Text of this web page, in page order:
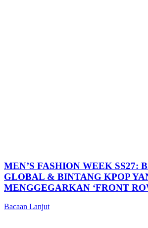
MEN’S FASHION WEEK SS27:
GLOBAL & BINTANG KPOP
MENGGEGARKAN ‘FRONT
Bacaan Lanjut